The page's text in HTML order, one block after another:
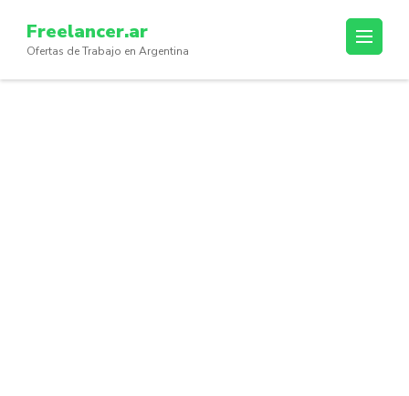
content
(Press
Freelancer.ar
Ofertas de Trabajo en Argentina